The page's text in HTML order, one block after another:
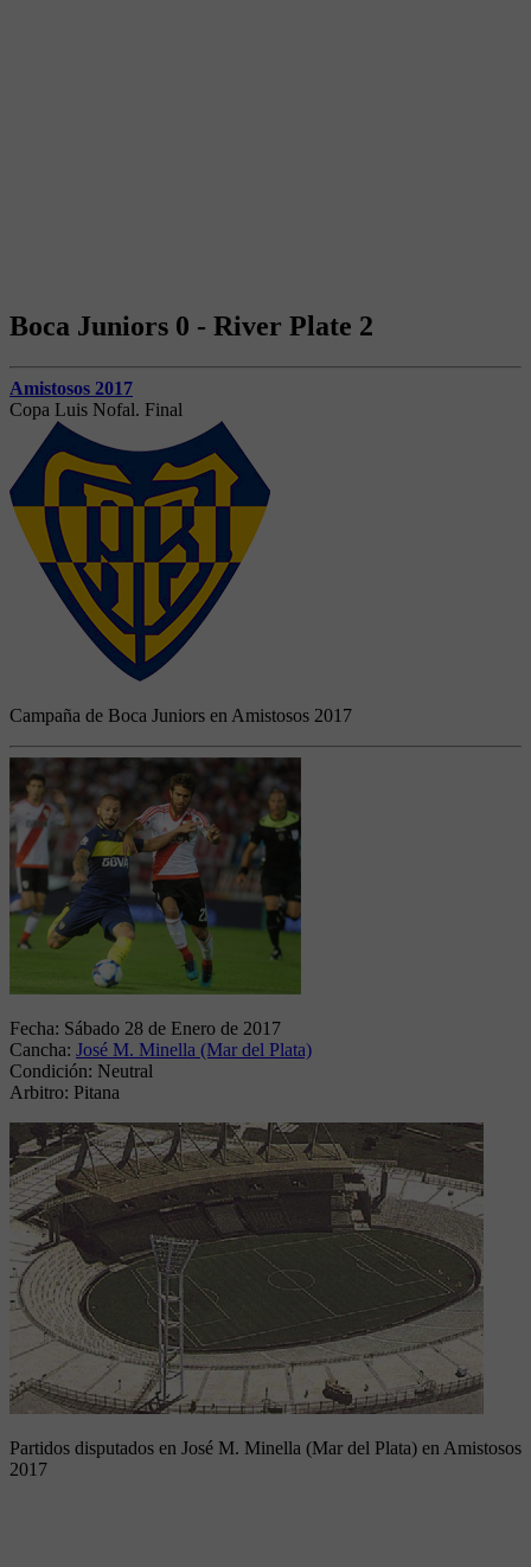
Boca Juniors 0 - River Plate 2
Amistosos 2017
Copa Luis Nofal. Final
Campaña de Boca Juniors en Amistosos 2017
Fecha: Sábado 28 de Enero de 2017
Cancha: José M. Minella (Mar del Plata)
Condición: Neutral
Arbitro: Pitana
Partidos disputados en José M. Minella (Mar del Plata) en Amistosos
2017